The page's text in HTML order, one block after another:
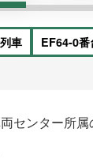
車 EF64-0番
センター所